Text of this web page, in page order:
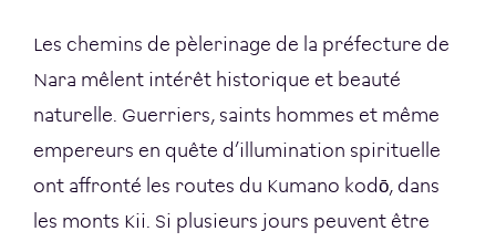
Les chemins de pèlerinage de la préfecture de
Nara mêlent intérêt historique et beauté
naturelle. Guerriers, saints hommes et même
empereurs en quête d’illumination spirituelle
ont affronté les routes du Kumano kodō, dans
les monts Kii. Si plusieurs jours peuvent être